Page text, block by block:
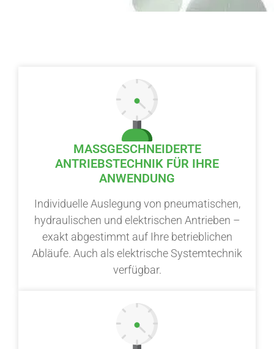
MASSGESCHNEIDERTE A
NTRIEBSTECHNIK FÜR IHRE A
NWENDUNG
Individuelle Auslegung von pneumatischen,
hydraulischen und elektrischen Antrieben –
exakt abgestimmt auf Ihre betrieblichen
Abläufe. Auch als elektrische Systemtechnik
verfügbar.